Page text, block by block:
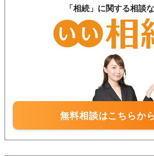
「相続」に関する相談
無料相談はこちらから